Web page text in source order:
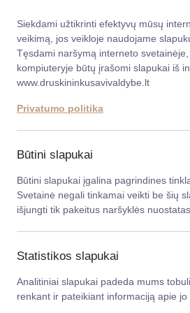
Siekdami užtikrinti efektyvų mūsų
veikimą, jos veikloje naudojame
Tęsdami naršymą interneto
kompiuteryje būtų įrašomi slapukai iš
www.druskininkusavivaldybe.lt
Privatumo politika
Būtini slapukai
Būtini slapukai įgalina pagrindines
Svetainė negali tinkamai veikti be šių
išjungti tik pakeitus naršyklės nuostatas.
Statistikos slapukai
Analitiniai slapukai padeda mums
renkant ir pateikiant informaciją apie jo